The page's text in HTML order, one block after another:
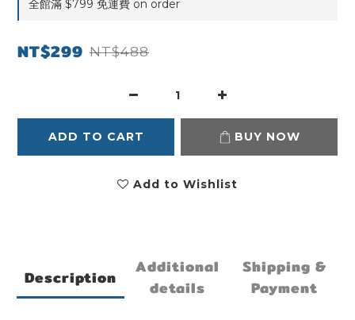
全館滿 $799 免運費 on order
NT$299 NT$488
ADD TO CART BUY NOW
Add to Wishlist
Description
Additional
details
Shipping &
Payment